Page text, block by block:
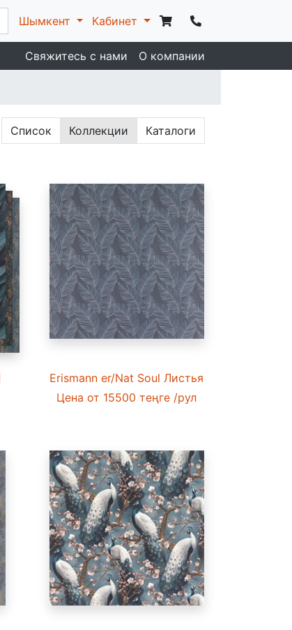
Шымкент Кабинет
Свяжитесь с нами О компании
Список Коллекции Каталоги
Erismann er/Nat Soul Листья [1]
Ценаот 15500 теңге /рул